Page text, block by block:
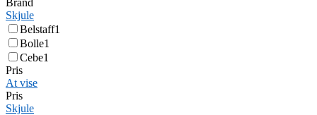
Brand
Skjule
Belstaff1
Bolle1
Cebe1
Pris
At vise
Pris
Skjule